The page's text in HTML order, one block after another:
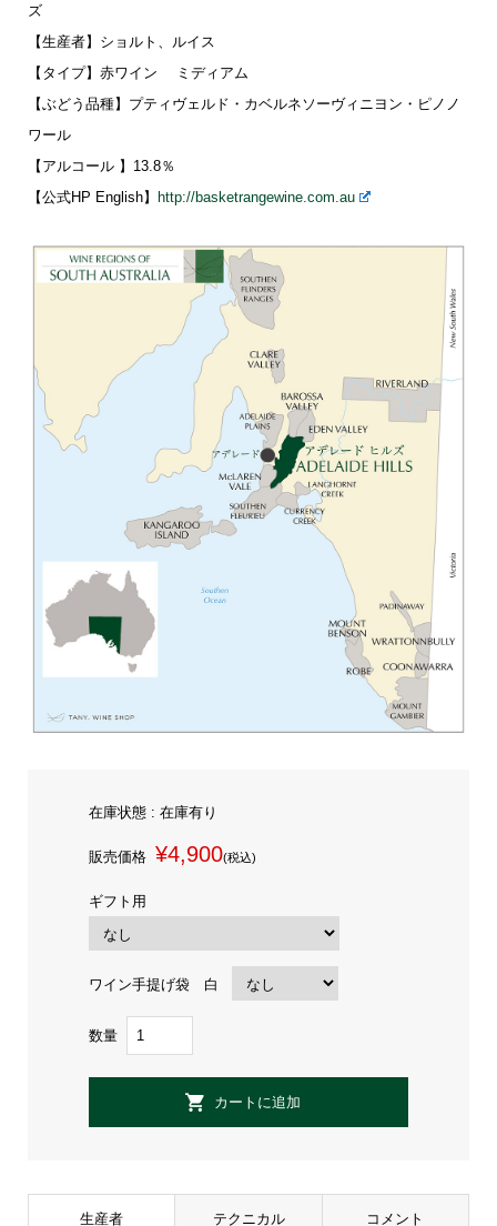
ズ
【生産者】ショルト、ルイス
【タイプ】赤ワイン ミディアム
【ぶどう品種】プティヴェルド・カベルネソーヴィニヨン・ピノノ
ワール
【アルコール 】13.8％
【公式HP English】
http://basketrangewine.com.au
在庫状態 : 在庫有り
販売価格 ¥4,900(税込)
ギフト用
ワイン手提げ袋 白
数量
生産者 テクニカル コメント